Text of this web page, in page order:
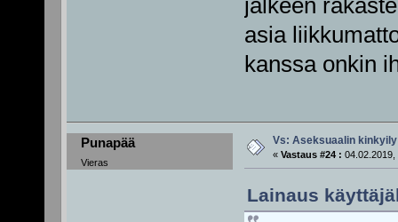
jälkeen
asia
kanssa onkin
Punapää
Vieras
Vs: Aseksuaalin kinkyily
« Vastaus #24 : 04.02.2019,
Lainaus